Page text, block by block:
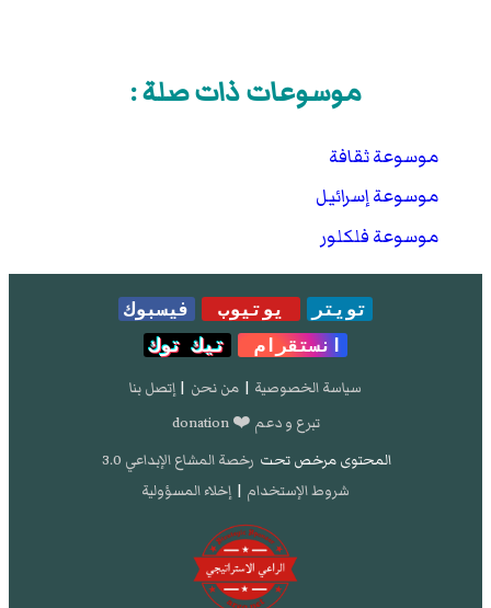
موسوعات ذات صلة :
موسوعة ثقافة
موسوعة إسرائيل
موسوعة فلكلور
تويتر يوتيوب
فيسبوك
انستقرام
تيك توك
سياسة الخصوصية | من نحن | إتصل بنا
تبرع و دعم ❤️ donation
المحتوى مرخص تحت رخصة المشاع الإبداعي 3.0
شروط الإستخدام | إخلاء المسؤولية